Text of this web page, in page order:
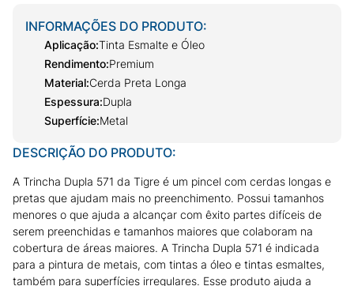
INFORMAÇÕES DO PRODUTO:
Aplicação:Tinta Esmalte e Óleo
Rendimento:Premium
Material:Cerda Preta Longa
Espessura:Dupla
Superfície:Metal
DESCRIÇÃO DO PRODUTO:
A Trincha Dupla 571 da Tigre é um pincel com cerdas longas e
pretas que ajudam mais no preenchimento. Possui tamanhos
menores o que ajuda a alcançar com êxito partes difíceis de
serem preenchidas e tamanhos maiores que colaboram na
cobertura de áreas maiores. A Trincha Dupla 571 é indicada
para a pintura de metais, com tintas a óleo e tintas esmaltes,
também para superfícies irregulares. Esse produto ajuda a